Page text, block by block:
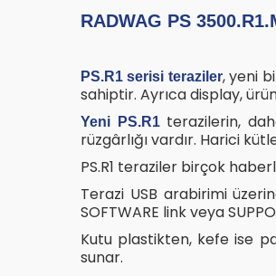
RADWAG PS
PS.R1 serisi teraziler, yeni
sahiptir. Ayrıca display,
Yeni PS.R1 terazilerin,
rüzgârlığı vardır. Harici
PS.R1 teraziler birçok
Terazi USB arabirimi
SOFTWARE link veya
Kutu plastikten, kefe ise
sunar.